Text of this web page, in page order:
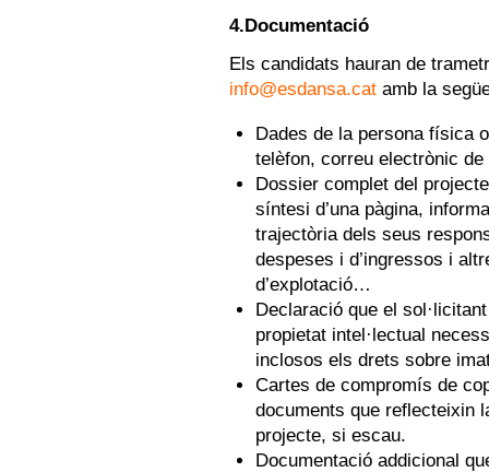
4.Documentació
Els candidats hauran de
info@esdansa.cat amb la
Dades de la persona física
telèfon, correu electrònic
Dossier complet del
síntesi d’una pàgina,
trajectòria dels seus
despeses i d’ingressos i
d’explotació…
Declaració que el
propietat intel·lectual
inclosos els drets sobre
Cartes de compromís de
documents que reflecteixin
projecte, si escau.
Documentació addicional